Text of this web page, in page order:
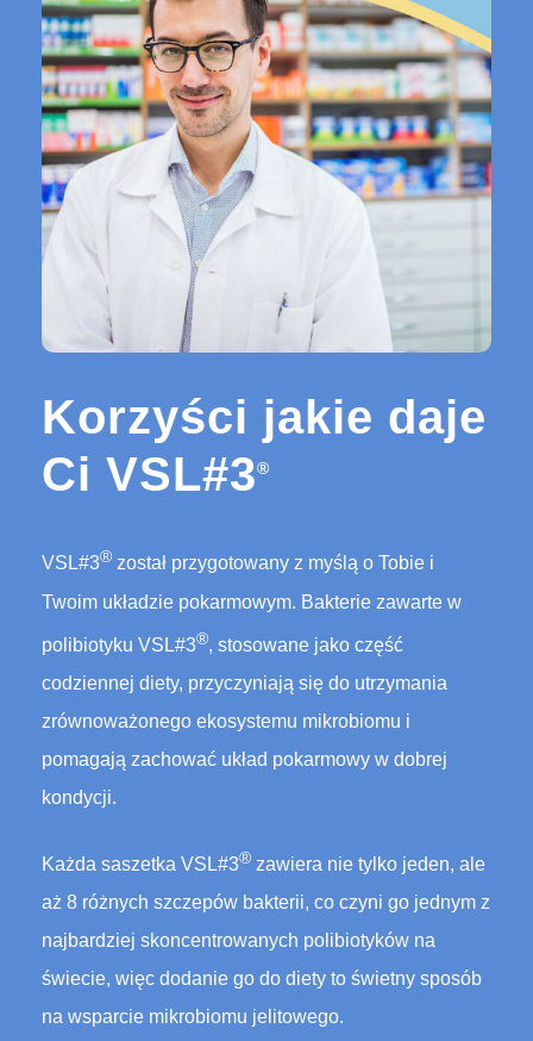
Korzyści jakie daje
Ci VSL#3®
VSL#3® został przygotowany z myślą o Tobie i
Twoim układzie pokarmowym. Bakterie zawarte w
polibiotyku VSL#3®, stosowane jako część
codziennej diety, przyczyniają się do utrzymania
zrównoważonego ekosystemu mikrobiomu i
pomagają zachować układ pokarmowy w dobrej
kondycji.
Każda saszetka VSL#3® zawiera nie tylko jeden, ale
aż 8 różnych szczepów bakterii, co czyni go jednym z
najbardziej skoncentrowanych polibiotyków na
świecie, więc dodanie go do diety to świetny sposób
na wsparcie mikrobiomu jelitowego.